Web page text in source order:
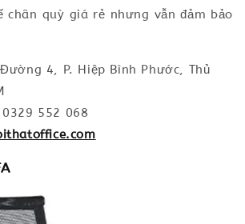
chân quỳ giá rẻ nhưng vẫn đảm bảo
4, P. Hiệp Bình Phước, Thủ
552 068